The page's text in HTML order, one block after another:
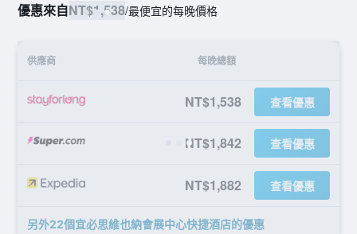
優惠來自NT$1,538/最便宜的每晚價格
供應商 每晚總額
NT$1,538 查看優惠
NT$1,842 查看優惠
NT$1,882 查看優惠
另外22個宜必思維也納會展中心快捷酒店​的優惠